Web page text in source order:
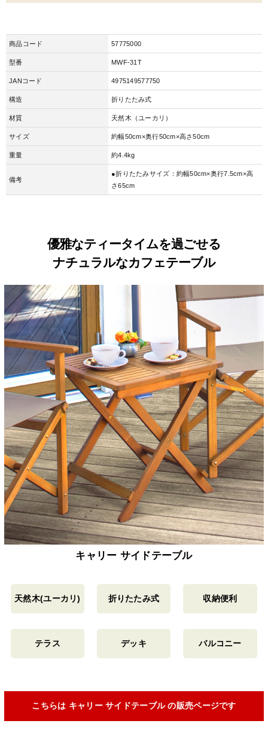
商品コード 57775000
型番 MWF-31T
JANコード 4975149577750
構造 折りたたみ式
材質 天然木（ユーカリ）
サイズ 約幅50cm×奥行50cm×高さ50cm
重量 約4.4kg
備考
●折りたたみサイズ：約幅50cm×奥行7.5cm×高
さ65cm
優雅なティータイムを過ごせる
ナチュラルなカフェテーブル
キャリー サイドテーブル
天然木(ユーカリ) 折りたたみ式 収納便利
テラス デッキ バルコニー
こちらは キャリー サイドテーブル の販売ページです